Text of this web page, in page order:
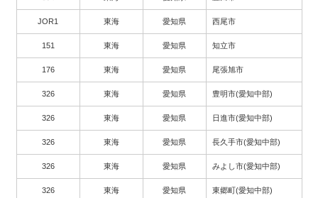
JOR1 東海 愛知県 西尾市
151 東海 愛知県 知立市
176 東海 愛知県 尾張旭市
326 東海 愛知県 豊明市(愛知中部)
326 東海 愛知県 日進市(愛知中部)
326 東海 愛知県 長久手市(愛知中部)
326 東海 愛知県 みよし市(愛知中部)
326 東海 愛知県 東郷町(愛知中部)